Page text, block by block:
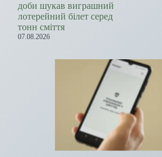
доби шукав виграшний
лотерейний білет серед
тонн сміття
07.08.2026